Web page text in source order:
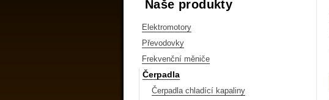
Naše produkty
Elektromotory
Převodovky
Frekvenční měniče
Čerpadla
Čerpadla chladící kapaliny